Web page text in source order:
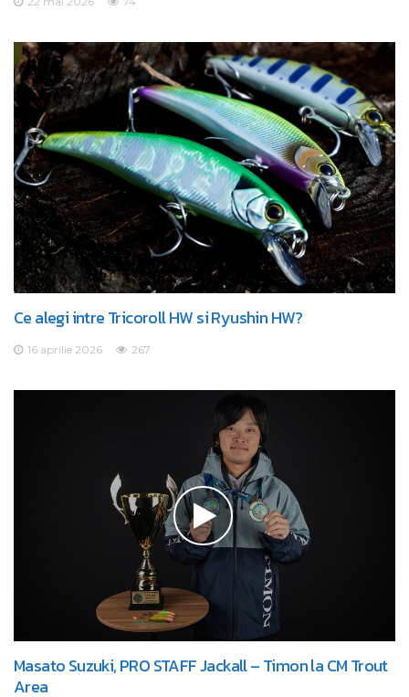
Ce alegi intre Tricoroll HW si Ryushin HW?
16 aprilie 2026 267
Masato Suzuki, PRO STAFF Jackall – Timon la CM Trout
Area